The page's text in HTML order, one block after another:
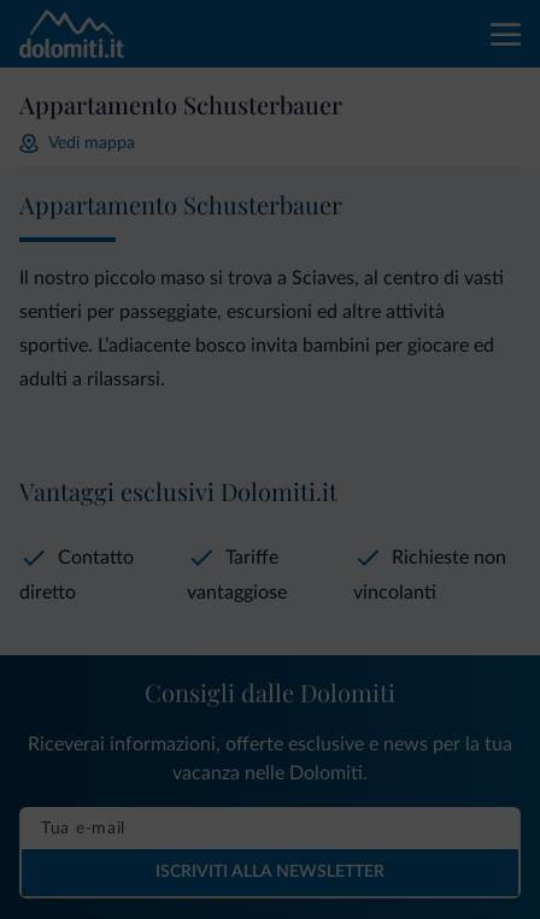
Appartamento Schusterbauer
Vedi mappa
Appartamento Schusterbauer
Il nostro piccolo maso si trova a Sciaves, al centro di vasti
sentieri per passeggiate, escursioni ed altre attività
sportive. L’adiacente bosco invita bambini per giocare ed
adulti a rilassarsi.
Vantaggi esclusivi Dolomiti.it
Contatto
diretto
Tariffe
vantaggiose
Richieste non
vincolanti
Consigli dalle Dolomiti
Riceverai informazioni, offerte esclusive e news per la tua
vacanza nelle Dolomiti.
ISCRIVITI ALLA NEWSLETTER